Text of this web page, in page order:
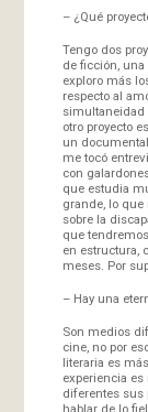
– ¿Qué
Tengo dos
de ficción,
exploro más
respecto al
simultaneidad
otro proyecto
un
me tocó
con
que estudia
grande, lo que
sobre la
que
en estructura,
meses. Por
– Hay una
Son medios
cine, no por
literaria es
experiencia
diferentes sus
hablar de lo